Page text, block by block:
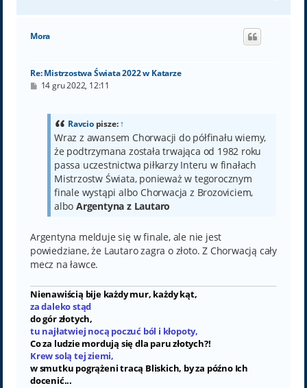
g
Mora
Re: Mistrzostwa Świata 2022 w Katarze
P14 gru 2022, 12:11
Ravciopisze:↑
Wraz z awansem Chorwacji do półfinału wiemy,
że podtrzymana została trwająca od 1982 roku
passa uczestnictwa piłkarzy Interu w finałach
Mistrzostw Świata, ponieważ w tegorocznym
finale wystąpi albo Chorwacja z Brozoviciem,
albo Argentyna z Lautaro
Argentyna melduje się w finale, ale nie jest
powiedziane, że Lautaro zagra o złoto. Z Chorwacją cały
mecz na ławce.
Nienawiścią bije każdy mur, każdy kąt,
za daleko stąd
do gór złotych,
tu najłatwiej nocą poczuć ból i kłopoty,
Co za ludzie mordują się dla paru złotych?!
Krew solą tej ziemi,
w smutku pogrążeni tracą Bliskich, by za późno Ich
docenić...